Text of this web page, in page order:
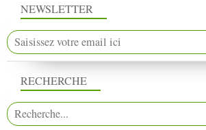
NEWSLETTER
RECHERCHE